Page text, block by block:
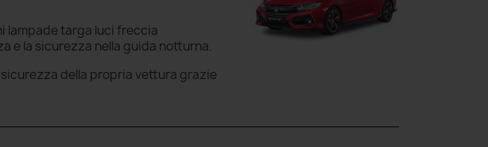
lampade targa luci freccia
e la sicurezza nella guida notturna.
della propria vettura grazie